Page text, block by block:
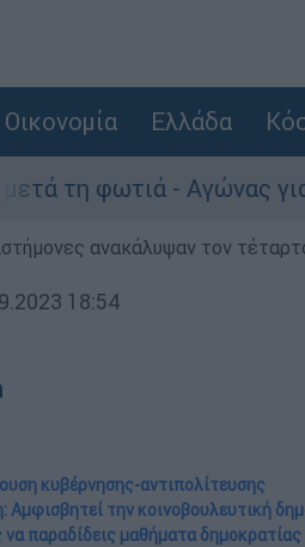
Οικονομία Ελλάδα
- Αγώνας για
ανακάλυψαν τον
18:54
κυβέρνησης-αντιπολίτευσης
την κοινοβουλευτική
παραδίδεις μαθήματα